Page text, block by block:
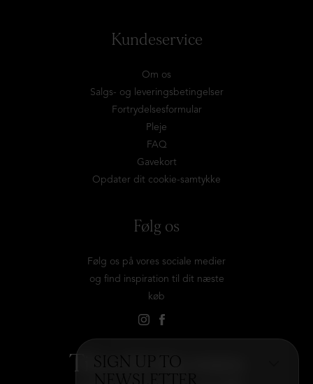
SIGN UP TO
Kundeservice
Om os
Salgs- og leveringsbetingelser
Fortrydelsesformular
Pleje
FAQ
Gavekort
Opdater dit cookie-samtykke
Følg os
Følg os på vores sociale medier
og find inspiration til dit næste
køb
Tilmeld dig vores